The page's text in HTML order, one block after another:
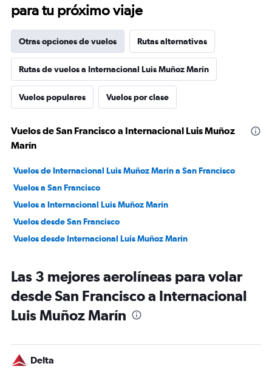
para tu próximo viaje
Otras opciones de vuelos Rutas alternativas
Rutas de vuelos a Internacional Luis Muñoz Marín
Vuelos populares Vuelos por clase
Vuelos de San Francisco a Internacional Luis Muñoz
Marín
Vuelos de Internacional Luis Muñoz Marín a San Francisco
Vuelos a San Francisco
Vuelos a Internacional Luis Muñoz Marín
Vuelos desde San Francisco
Vuelos desde Internacional Luis Muñoz Marín
Las 3 mejores aerolíneas para volar
desde San Francisco a Internacional
Luis Muñoz Marín
Delta